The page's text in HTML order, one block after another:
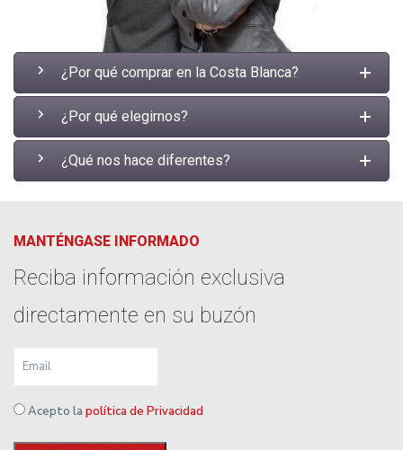
¿Por qué comprar en la Costa Blanca?
¿Por qué elegirnos?
¿Qué nos hace diferentes?
MANTÉNGASE INFORMADO
Reciba información exclusiva
directamente en su buzón
Acepto la política de Privacidad